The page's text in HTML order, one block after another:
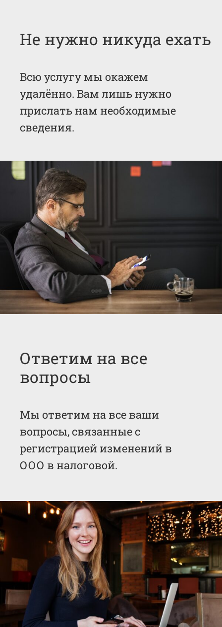
Не нужно никуда ехать
Всю услугу мы окажем
удалённо. Вам лишь нужно
прислать нам необходимые
сведения.
Ответим на все
вопросы
Мы ответим на все ваши
вопросы, связанные с
регистрацией изменений в
ООО в налоговой.